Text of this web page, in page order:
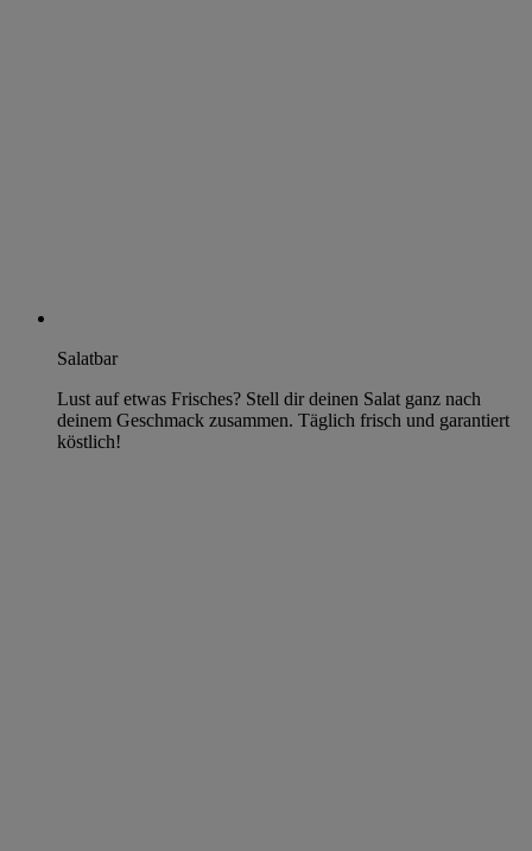
Salatbar
Lust auf etwas Frisches? Stell dir deinen Salat ganz nach
deinem Geschmack zusammen. Täglich frisch und garantiert
köstlich!